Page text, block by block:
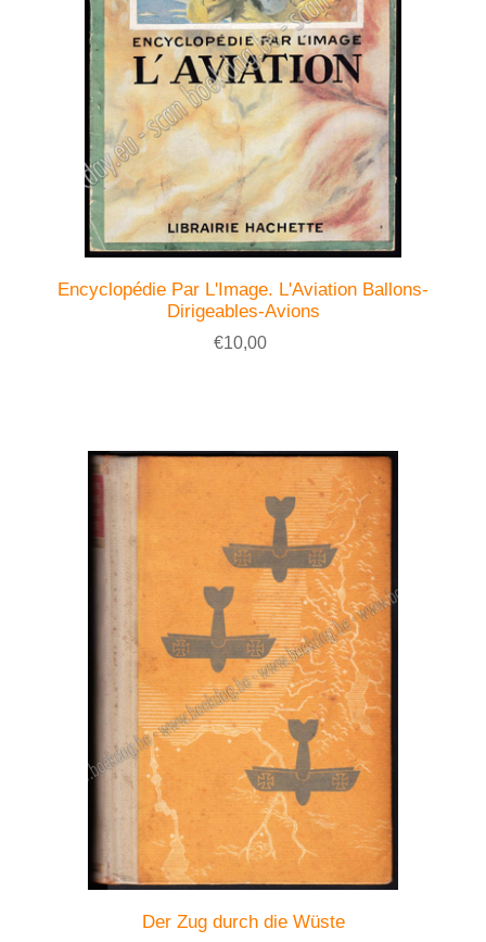
Encyclopédie Par L'Image. L'Aviation Ballons-
Dirigeables-Avions
€10,00
Der Zug durch die Wüste